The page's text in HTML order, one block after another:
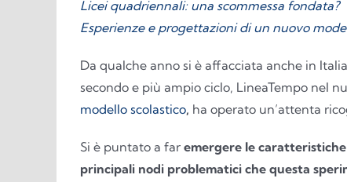
Licei quadriennali: una scommessa fondata?
Esperienze e progettazioni di un nuovo
Da qualche anno si è affacciata anche in
secondo e più ampio ciclo, LineaTempo nel
modello scolastico, ha operato un’attenta
Si è puntato a far emergere le
principali nodi problematici che questa